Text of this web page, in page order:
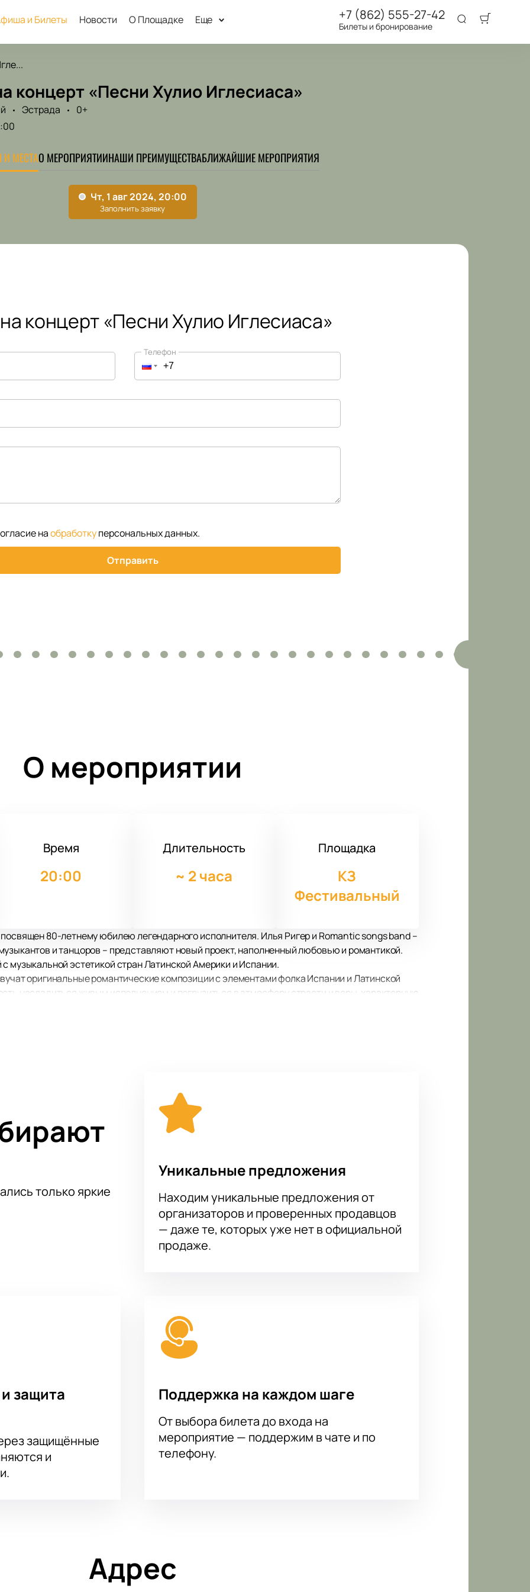
и Билеты Новости О Площадке Еще +7 (862) 555-27-42
Билеты и бронирование
концерт «Песни Хулио Иглесиаса»
Эстрада
0+
МЕСТАО МЕРОПРИЯТИИНАШИ ПРЕИМУЩЕСТВАБЛИЖАЙШИЕ МЕРОПРИЯТИЯ
концерт «Песни Хулио Иглесиаса»
Телефон
наобработкуперсональных данных.
Отправить
О мероприятии
Время
20:00
Длительность
~ 2 часа
Площадка
КЗ
Фестивальный
80-летнему юбилею легендарного исполнителя. Илья Ригер и Romantic songs band –
и танцоров – представляют новый проект, наполненный любовью и романтикой.
музыкальной эстетикой стран Латинской Америки и Испании.
оригинальные романтические композиции с элементами фолка Испании и Латинской
насладиться живым исполнением и погрузиться в атмосферу страсти и веры, характерную
только яркие
Уникальные предложения
Находим уникальные предложения от
организаторов и проверенных продавцов
— даже те, которых уже нет в официальной
продаже.
защита
защищённые
и
Поддержка на каждом шаге
От выбора билета до входа на
мероприятие — поддержим в чате и по
телефону.
Адрес